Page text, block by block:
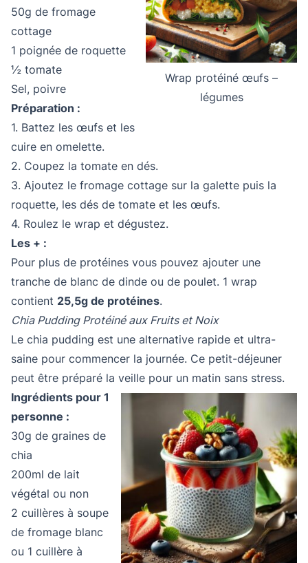
Wrap protéiné œufs –
légumes
50g de fromage
cottage
1 poignée de roquette
½ tomate
Sel, poivre
Préparation :
1. Battez les œufs et les
cuire en omelette.
2. Coupez la tomate en dés.
3. Ajoutez le fromage cottage sur la galette puis la
roquette, les dés de tomate et les œufs.
4. Roulez le wrap et dégustez.
Les + :
Pour plus de protéines vous pouvez ajouter une
tranche de blanc de dinde ou de poulet. 1 wrap
contient 25,5g de protéines.
Chia Pudding Protéiné aux Fruits et Noix
Le chia pudding est une alternative rapide et ultra-
saine pour commencer la journée. Ce petit-déjeuner
peut être préparé la veille pour un matin sans stress.
Ingrédients pour 1
personne :
30g de graines de
chia
200ml de lait
végétal ou non
2 cuillères à soupe
de fromage blanc
ou 1 cuillère à